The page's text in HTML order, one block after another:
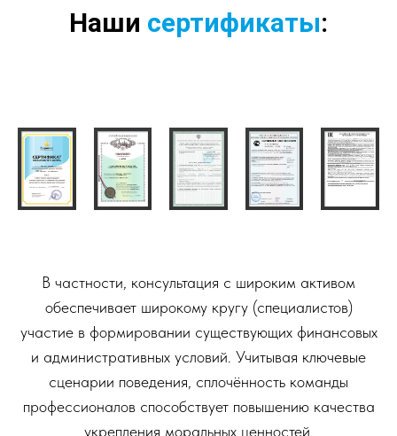
Наши сертификаты:
В частности, консультация с широким активом
обеспечивает широкому кругу (специалистов)
участие в формировании существующих финансовых
и административных условий. Учитывая ключевые
сценарии поведения, сплочённость команды
профессионалов способствует повышению качества
укрепления моральных ценностей.